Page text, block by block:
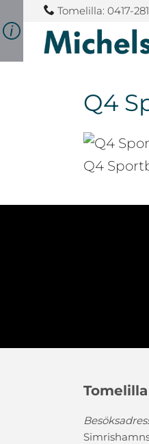
Tomelilla: 0417-
Q4
Q4
Tomelilla